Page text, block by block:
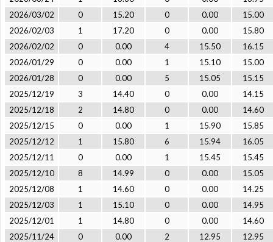
2026/03/02
0 15.20 0 0.00
15.00
2026/02/03
1 17.20 0 0.00
15.80
2026/02/02
0 0.00 4 15.50
16.15
2026/01/29
0 0.00 1 15.10
15.00
2026/01/28
0 0.00 5 15.05
15.15
2025/12/19
3 14.40 0 0.00
14.15
2025/12/18
2 14.80 0 0.00
14.60
2025/12/15
0 0.00 1 15.90
15.85
2025/12/12
1 15.80 6 15.94
16.05
2025/12/11
0 0.00 1 15.45
15.45
2025/12/10
8 14.99 0 0.00
15.05
2025/12/08
1 14.60 0 0.00
14.25
2025/12/03
1 15.10 0 0.00
14.95
2025/12/01
1 14.80 0 0.00
14.60
2025/11/24
0 0.00 2 12.95
12.95